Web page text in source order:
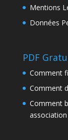
Mentions
Données
PDF
Comment
Comment
Comment
association